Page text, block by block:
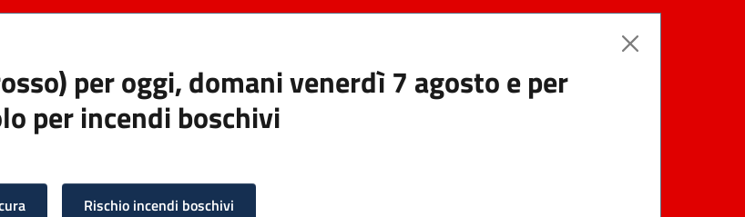
per oggi, domani venerdì 7 agosto e per
per incendi boschivi
Rischio incendi boschivi